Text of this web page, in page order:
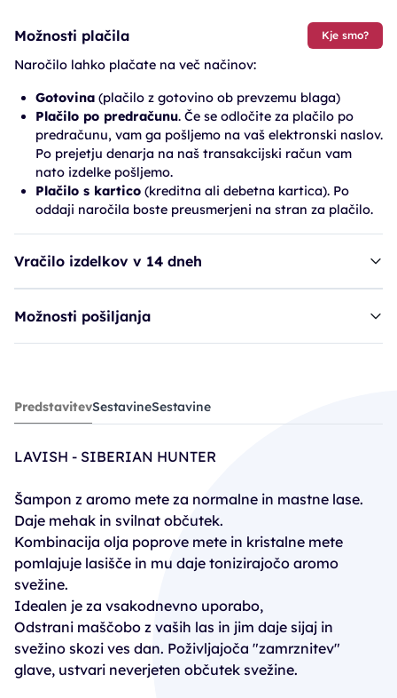
Možnosti plačila Kje smo?
Naročilo lahko plačate na več načinov:
Gotovina (plačilo z gotovino ob prevzemu blaga)
Plačilo po predračunu. Če se odločite za plačilo po
predračunu, vam ga pošljemo na vaš elektronski naslov.
Po prejetju denarja na naš transakcijski račun vam
nato izdelke pošljemo.
Plačilo s kartico (kreditna ali debetna kartica). Po
oddaji naročila boste preusmerjeni na stran za plačilo.
Vračilo izdelkov v 14 dneh
Možnosti pošiljanja
šampon LAV Siberian HUNTER
13,10€
PredstavitevSestavineSestavine
LAVISH - SIBERIAN HUNTER
Šampon z aromo mete za normalne in mastne lase.
Daje mehak in svilnat občutek.
Kombinacija olja poprove mete in kristalne mete
pomlajuje lasišče in mu daje tonizirajočo aromo
svežine.
Idealen je za vsakodnevno uporabo,
Odstrani maščobo z vaših las in jim daje sijaj in
svežino skozi ves dan. Poživljajoča "zamrznitev"
glave, ustvari neverjeten občutek svežine.